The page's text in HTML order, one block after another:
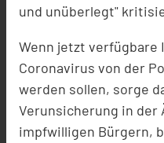
und unüberlegt"
Wenn jetzt verfügbare
Coronavirus von der
werden sollen, sorge
Verunsicherung in der
impfwilligen Bürgern,